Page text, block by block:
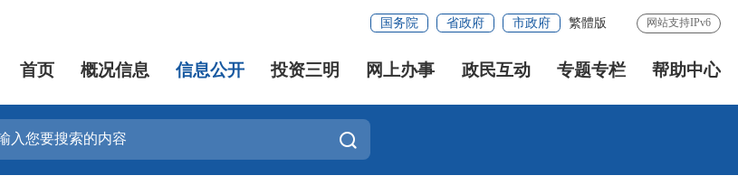
国务院 省政府 市政府 繁體版 网站支持IPv6
首页 概况信息 信息公开 投资三明 网上办事 政民互动 专题专栏 帮助中心